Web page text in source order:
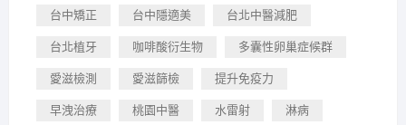
台中矯正 台中隱適美 台北中醫減肥
台北植牙 咖啡酸衍生物 多囊性卵巢症候群
愛滋檢測 愛滋篩檢 提升免疫力
早洩治療 桃園中醫 水雷射 淋病